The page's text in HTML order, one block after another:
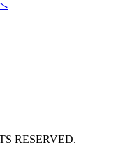
RESERVED.